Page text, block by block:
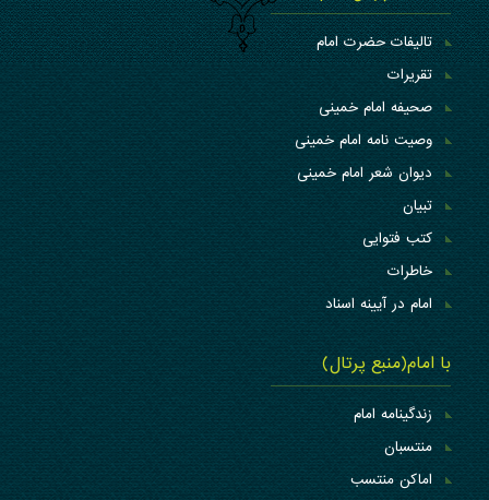
تالیفات حضرت امام
تقریرات
صحیفه امام خمینی
وصیت نامه امام خمینی
دیوان شعر امام خمینی
تبیان
کتب فتوایی
خاطرات
امام در آیینه اسناد
با امام(منبع پرتال)
زندگینامه امام
منتسبان
اماکن منتسب